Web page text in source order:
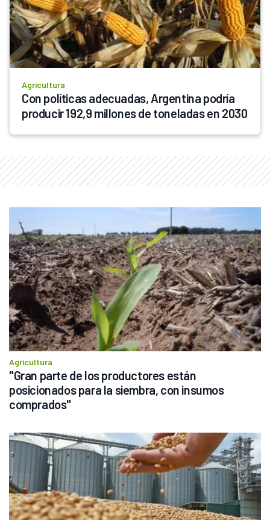
Agricultura
Con políticas adecuadas, Argentina podría
producir 192,9 millones de toneladas en 2030
Agricultura
"Gran parte de los productores están
posicionados para la siembra, con insumos
comprados"